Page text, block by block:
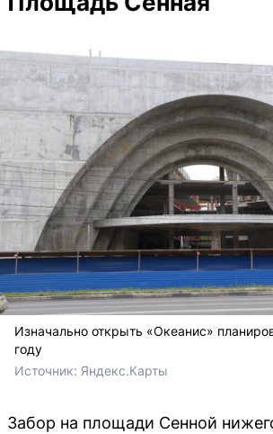
Изначально открыть «Океанис»
году
Источник: Яндекс.Карты
Забор на площади Сенной